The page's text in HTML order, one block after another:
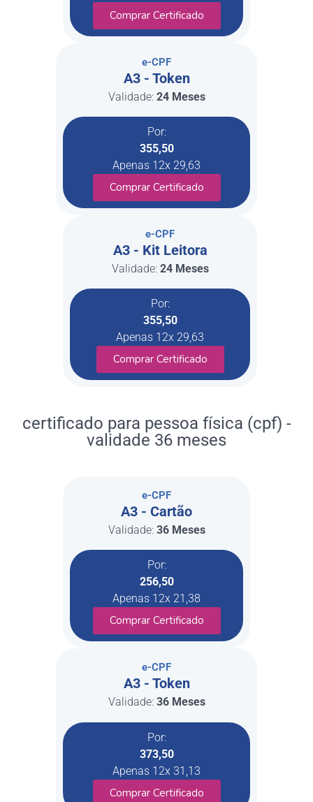
Comprar Certificado
e-CPF
A3 - Token
Validade: 24 Meses
Por:
355,50
Apenas 12x 29,63
Comprar Certificado
e-CPF
A3 - Kit Leitora
Validade: 24 Meses
Por:
355,50
Apenas 12x 29,63
Comprar Certificado
certificado para pessoa física (cpf) -
validade 36 meses
e-CPF
A3 - Cartão
Validade: 36 Meses
Por:
256,50
Apenas 12x 21,38
Comprar Certificado
e-CPF
A3 - Token
Validade: 36 Meses
Por:
373,50
Apenas 12x 31,13
Comprar Certificado